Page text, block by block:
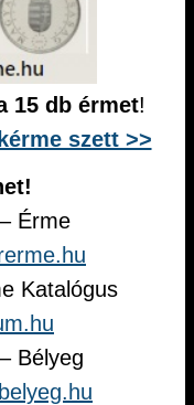
15 db érmet!
szett >>
Érme
Katalógus
Bélyeg